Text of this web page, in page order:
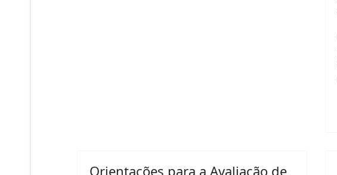
Orientações para a Avaliação de